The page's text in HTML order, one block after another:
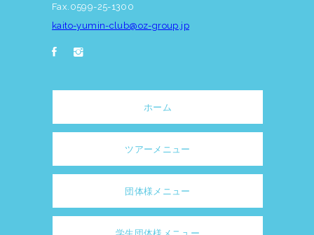
Fax.0599-25-1300
kaito-yumin-club@oz-group.jp
ホーム
ツアーメニュー
団体様メニュー